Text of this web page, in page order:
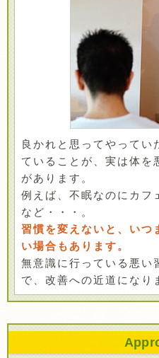
良かれと思ってやってい
ていることが、実は体を
があります。
例えば、不眠なのにカフ
など・・・。
習慣を変えないと、いつ
い場合もあります。
無意識に行っている悪い
で、改善への近道になり